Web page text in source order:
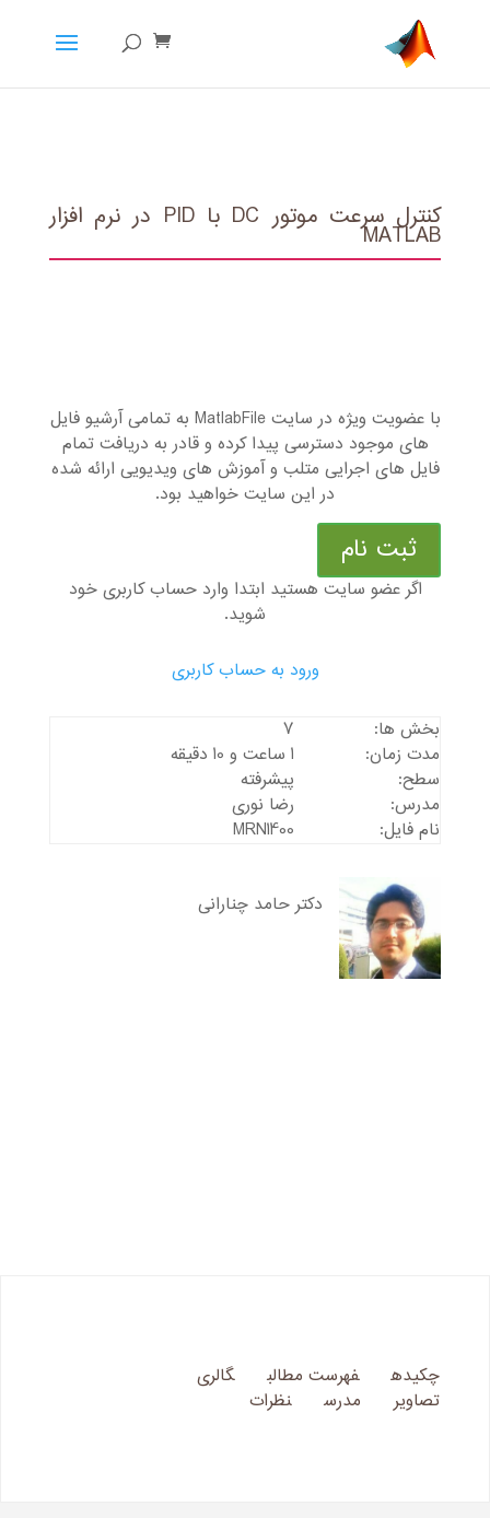
کنترل سرعت موتور DC با PID در نرم افزار
MATLAB
با عضویت ویژه در سایت MatlabFile به تمامی آرشیو فایل
های موجود دسترسی پیدا کرده و قادر به دریافت تمام
فایل های اجرایی متلب و آموزش های ویدیویی ارائه شده
در این سایت خواهید بود.
ثبت نام
اگر عضو سایت هستید ابتدا وارد حساب کاربری خود
شوید.
ورود به حساب کاربری
بخش ها:
7
مدت زمان:
1 ساعت و 10 دقیقه
سطح:
پیشرفته
مدرس:
رضا نوری
نام فایل:
MRN1400
دکتر حامد چنارانی
چکیده فهرست مطالب
گالری
تصاویر
مدرس نظرات